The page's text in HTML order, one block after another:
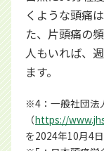
くような頭痛
た、片頭痛の
人もいれば、
ます。
※4：一般社団法
（https://
を2024年10月4